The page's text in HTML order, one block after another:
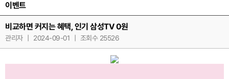
이벤트
비교하면 커지는 혜택, 인기 삼성TV 0원
관리자 2024-09-01 조회수 25526